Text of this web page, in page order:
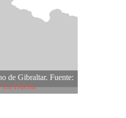
de Gibraltar. Fuente:
La Huerta